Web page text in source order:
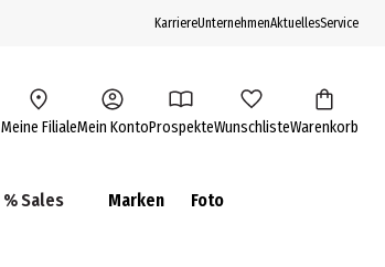
KarriereUnternehmenAktuellesService
Meine FilialeMein KontoProspekteWunschlisteWarenkorb
% Sales Marken Foto